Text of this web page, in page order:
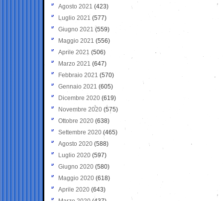
Agosto 2021 (423)
Luglio 2021 (577)
Giugno 2021(559)
Maggio 2021 (556)
Aprile 2021 (506)
Marzo 2021 (647)
Febbraio 2021 (570)
Gennaio 2021 (605)
Dicembre 2020 (619)
Novembre 2020 (575)
Ottobre 2020 (638)
Settembre 2020(465)
Agosto 2020 (588)
Luglio 2020 (597)
Giugno 2020 (580)
Maggio 2020 (618)
Aprile 2020 (643)